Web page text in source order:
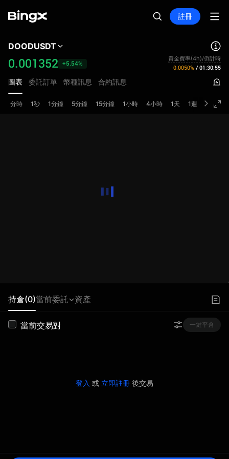
註冊
DOODUSDT
0.001352 +5.54%
資金費率(4h)/倒計時
0.0050% / 01:30:55
圖表 委託訂單 幣種訊息 合約訊息
分時 1秒 1分鐘 5分鐘 15分鐘 1小時 4小時 1天 1週
持倉(0)當前委託 資產
當前交易對 一鍵平倉
登入 或 立即註冊 後交易